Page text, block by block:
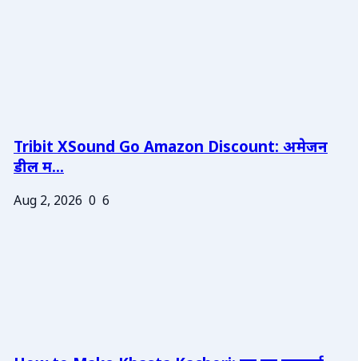
Tribit XSound Go Amazon Discount: अमेजन
डील म...
Aug 2, 2026 0 6